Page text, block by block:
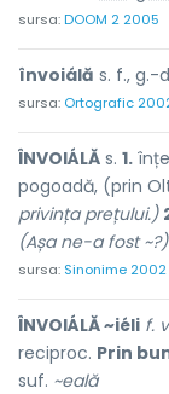
sursa:DOOM 2 2005
învoiálă s. f., g.-
sursa: Ortografic
ÎNVOIÁLĂ s. 1.
pogoadă, (prin
privința prețului.)
(Așa ne-a fost ~?)
sursa: Sinonime 2002
ÎNVOIÁLĂ ~iéli f.
reciproc. Prin
suf. ~eală